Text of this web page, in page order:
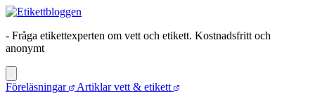
- Fråga etikettexperten om vett och etikett. Kostnadsfritt och
anonymt
Föreläsningar
Artiklar vett & etikett